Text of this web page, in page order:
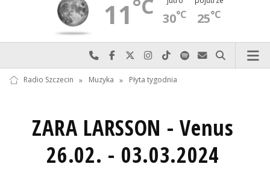
11°C 30°C 25°C
Najlepiej po prostu do nas zadzwoń
Odwiedź nas na Facebook-u
Odwiedź nas na X
Odwiedź nas na Instagram-ie
Odwiedź nas na TikTok-u
Szukaj nas na Spotify
Wyślij do nas
Szukaj
Radio Szczecin » Muzyka » Płyta tygodnia
ZARA LARSSON - Venus
26.02. - 03.03.2024